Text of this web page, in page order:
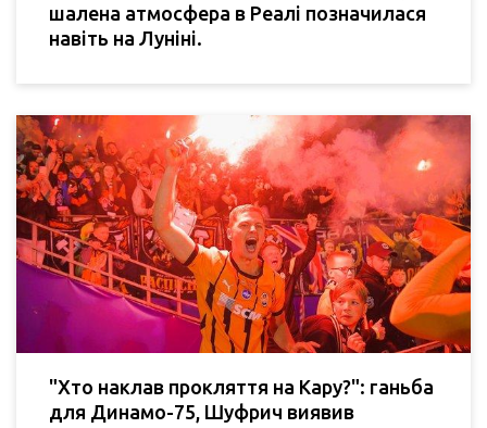
шалена атмосфера в Реалі позначилася
навіть на Луніні.
"Хто наклав прокляття на Кару?": ганьба
для Динамо-75, Шуфрич виявив